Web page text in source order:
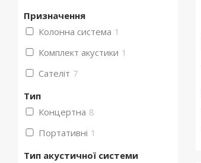
Призначення
Колонна система 1
Комплект акустики 1
Сателіт 7
Тип
Концертна 8
Портативні 1
Тип акустичної системи